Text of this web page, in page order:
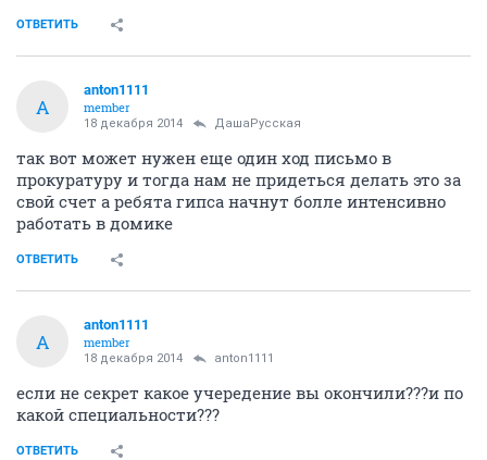
ОТВЕТИТЬ
A
anton1111
member
18 декабря 2014 ДашаРусская
так вот может нужен еще один ход письмо в
прокуратуру и тогда нам не придеться делать это за
свой счет а ребята гипса начнут болле интенсивно
работать в домике
ОТВЕТИТЬ
A
anton1111
member
18 декабря 2014 anton1111
если не секрет какое учередение вы окончили???и по
какой специальности???
ОТВЕТИТЬ